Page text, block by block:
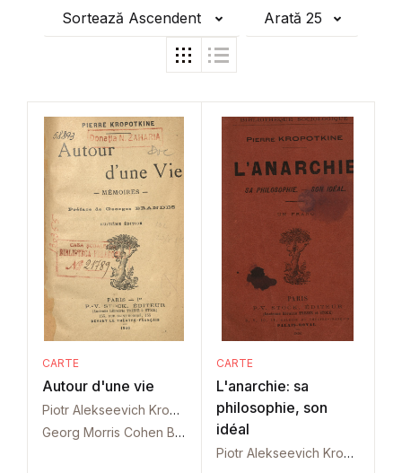
Sortează Ascendent Arată 25
CARTE
Autour d'une vie
Piotr Alekseevich Kropotkin
Georg Morris Cohen Brandes
CARTE
L'anarchie: sa
philosophie, son
idéal
Piotr Alekseevich Kropotkin